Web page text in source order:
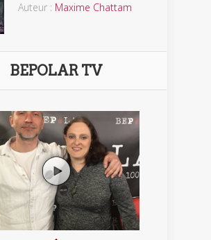
Auteur : Maxime Chattam
BEPOLAR TV